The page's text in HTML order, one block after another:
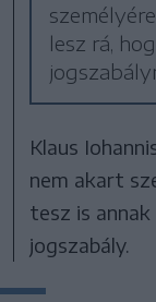
lesz rá,
Klaus
nem akart
tesz is annak
jogszabály.